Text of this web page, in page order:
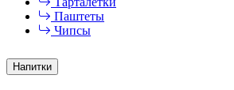
Паштеты
Чипсы
Напитки